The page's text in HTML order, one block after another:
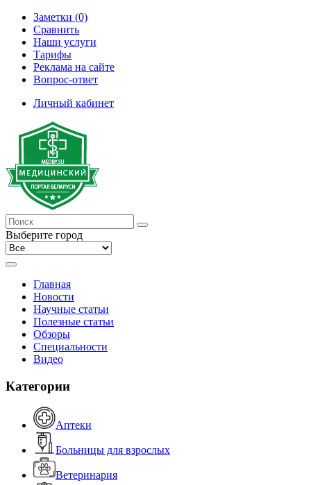
Заметки (0)
Сравнить
Наши услуги
Тарифы
Реклама на сайте
Вопрос-ответ
Личный кабинет
Выберите город
Главная
Новости
Научные статьи
Полезные статьи
Обзоры
Специальности
Видео
Категории
Аптеки
Больницы для взрослых
Ветеринария